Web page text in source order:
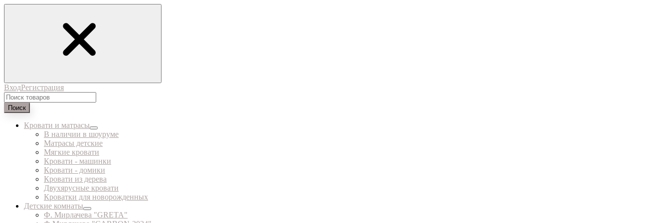
ВходРегистрация
Поиск
Кровати и матрасы
В наличии в шоуруме
Матрасы детские
Мягкие кровати
Кровати - машинки
Кровати - домики
Кровати из дерева
Двухярусные кровати
Кроватки для новорожденных
Детские комнаты
Ф. Мирлачева "GRETA"